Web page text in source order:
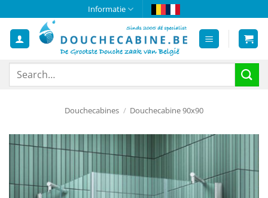
to
content
Informatie
Search
Douchecabines / Douchecabine 90x90